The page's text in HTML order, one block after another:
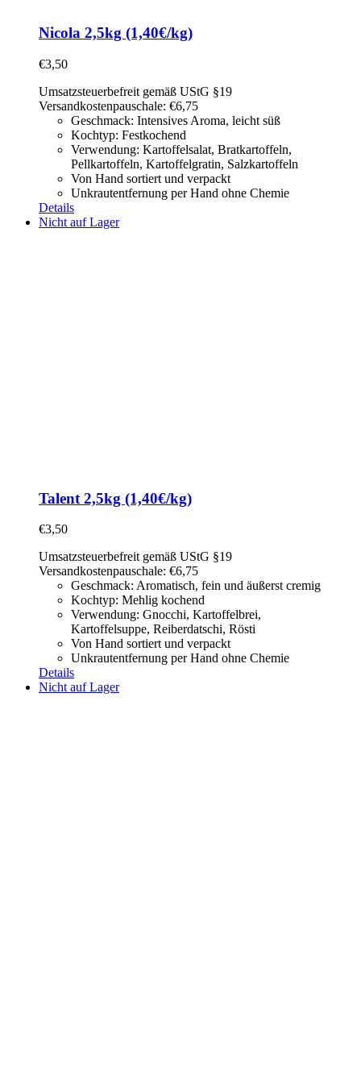
Nicola 2,5kg (1,40€/kg)
€3,50
Umsatzsteuerbefreit gemäß UStG §19
Versandkostenpauschale: €6,75
Geschmack: Intensives Aroma, leicht süß
Kochtyp: Festkochend
Verwendung: Kartoffelsalat, Bratkartoffeln,
Pellkartoffeln, Kartoffelgratin, Salzkartoffeln
Von Hand sortiert und verpackt
Unkrautentfernung per Hand ohne Chemie
Details
Nicht auf Lager
Talent 2,5kg (1,40€/kg)
€3,50
Umsatzsteuerbefreit gemäß UStG §19
Versandkostenpauschale: €6,75
Geschmack: Aromatisch, fein und äußerst cremig
Kochtyp: Mehlig kochend
Verwendung: Gnocchi, Kartoffelbrei,
Kartoffelsuppe, Reiberdatschi, Rösti
Von Hand sortiert und verpackt
Unkrautentfernung per Hand ohne Chemie
Details
Nicht auf Lager